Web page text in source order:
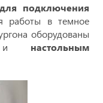
подключения
работы в темное
оборудованы
настольным